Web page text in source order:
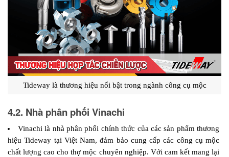
Tideway là thương hiệu nổi bật trong ngành công cụ mộc
4.2. Nhà phân phối Vinachi
Vinachi là nhà phân phối chính thức của các sản phẩm thương
hiệu Tideway tại Việt Nam, đảm bảo cung cấp các công cụ mộc
chất lượng cao cho thợ mộc chuyên nghiệp. Với cam kết mang lại